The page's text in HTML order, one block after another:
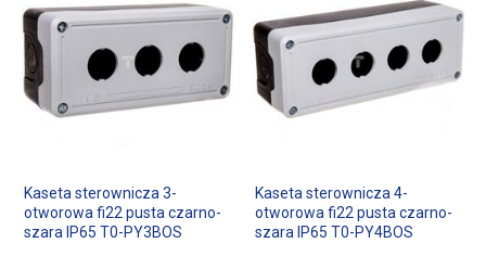
Kaseta sterownicza 3-
otworowa fi22 pusta czarno-
szara IP65 T0-PY3BOS
Kaseta sterownicza 4-
otworowa fi22 pusta czarno-
szara IP65 T0-PY4BOS